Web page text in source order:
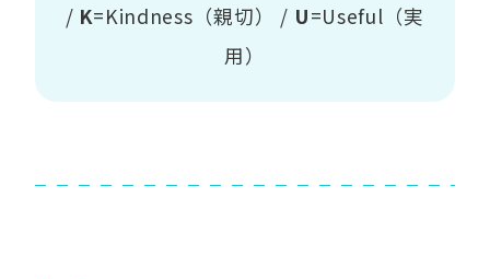
/ K=Kindness（親切） / U=Useful（実
用）